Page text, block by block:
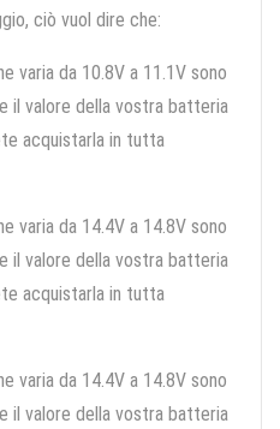
ciò vuol dire che:
varia da 10.8V a 11.1V sono
il valore della vostra batteria
acquistarla in tutta
varia da 14.4V a 14.8V sono
il valore della vostra batteria
acquistarla in tutta
varia da 14.4V a 14.8V sono
il valore della vostra batteria